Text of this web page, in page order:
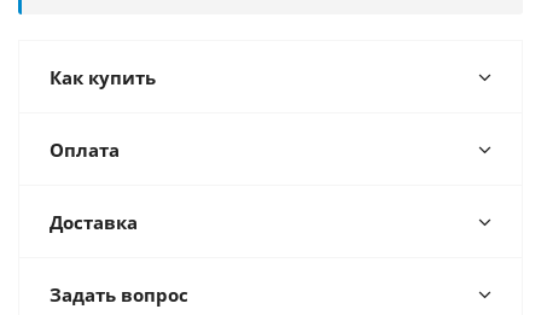
Как купить
Оплата
Доставка
Задать вопрос